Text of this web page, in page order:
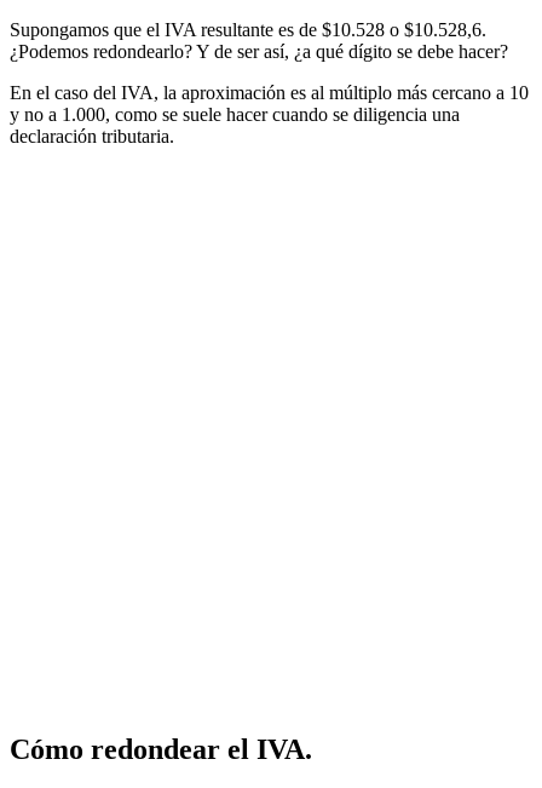
Supongamos que el IVA resultante es de $10.528 o $10.528,6.
¿Podemos redondearlo? Y de ser así, ¿a qué dígito se debe hacer?
En el caso del IVA, la aproximación es al múltiplo más cercano a 10
y no a 1.000, como se suele hacer cuando se diligencia una
declaración tributaria.
Cómo redondear el IVA.